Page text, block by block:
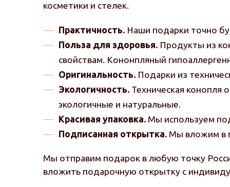
косметики и стелек.
Практичность. Наши подарки точно
Польза для здоровья. Продукты из
свойствам. Кононпляный
Оригинальность. Подарки из
Экологичность. Техническая конопля
экологичные и натуральные.
Красивая упаковка. Мы используем
Подписанная открытка. Мы вложим в
Мы отправим подарок в любую точку
вложить подарочную открытку с